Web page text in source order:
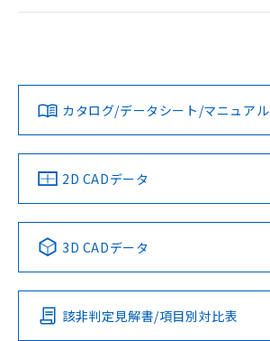
EU RoHS 注意事項・凡例
対応済み
中国 RoHS 注意事項・凡例
Pb Hg Cd
O
カタログ/データシート/マニュアル
2D CADデータ
3D CADデータ
該非判定見解書/項目別対比表